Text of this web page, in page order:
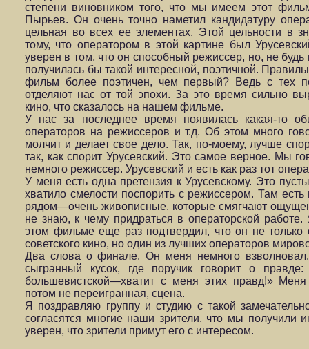
степени виновником того, что мы имеем этот
Пырьев. Он очень точно наметил кандидатуру
цельная во всех ее элементах. Этой цельности в
тому, что оператором в этой картине был
уверен в том, что он способный режиссер, но, не будь
получилась бы такой интересной, поэтичной.
фильм более поэтичен, чем первый? Ведь с тех
отделяют нас от той эпохи. За это время сильно
кино, что сказалось на нашем фильме.
У нас за последнее время появилась какая-то
операторов на режиссеров и т.д. Об этом много
молчит и делает свое дело. Так, по-моему, лучше
так, как спорит Урусевский. Это самое верное. Мы
немного режиссер. Урусевский и есть как раз тот
У меня есть одна претензия к Урусевскому. Это
хватило смелости поспорить с режиссером. Там
рядом—очень живописные, которые смягчают
не знаю, к чему придраться в операторской работе.
этом фильме еще раз подтвердил, что он не
советского кино, но один из лучших операторов
Два слова о финале. Он меня немного
сыгранный кусок, где поручик говорит о
большевистской—хватит с меня этих правд!»
потом не переигранная, сцена.
Я поздравляю группу и студию с такой
согласятся многие наши зрители, что мы
уверен, что зрители примут его с интересом.